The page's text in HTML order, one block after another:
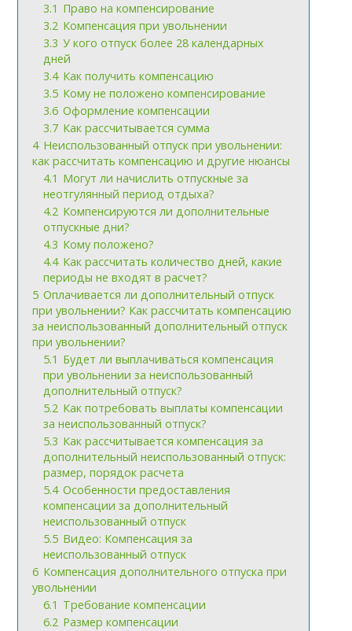
3.1 Право на компенсирование
3.2 Компенсация при увольнении
3.3 У кого отпуск более 28 календарных
дней
3.4 Как получить компенсацию
3.5 Кому не положено компенсирование
3.6 Оформление компенсации
3.7 Как рассчитывается сумма
4 Неиспользованный отпуск при увольнении:
как рассчитать компенсацию и другие нюансы
4.1 Могут ли начислить отпускные за
неотгулянный период отдыха?
4.2 Компенсируются ли дополнительные
отпускные дни?
4.3 Кому положено?
4.4 Как рассчитать количество дней, какие
периоды не входят в расчет?
5 Оплачивается ли дополнительный отпуск
при увольнении? Как рассчитать компенсацию
за неиспользованный дополнительный отпуск
при увольнении?
5.1 Будет ли выплачиваться компенсация
при увольнении за неиспользованный
дополнительный отпуск?
5.2 Как потребовать выплаты компенсации
за неиспользованный отпуск?
5.3 Как рассчитывается компенсация за
дополнительный неиспользованный отпуск:
размер, порядок расчета
5.4 Особенности предоставления
компенсации за дополнительный
неиспользованный отпуск
5.5 Видео: Компенсация за
неиспользованный отпуск
6 Компенсация дополнительного отпуска при
увольнении
6.1 Требование компенсации
6.2 Размер компенсации